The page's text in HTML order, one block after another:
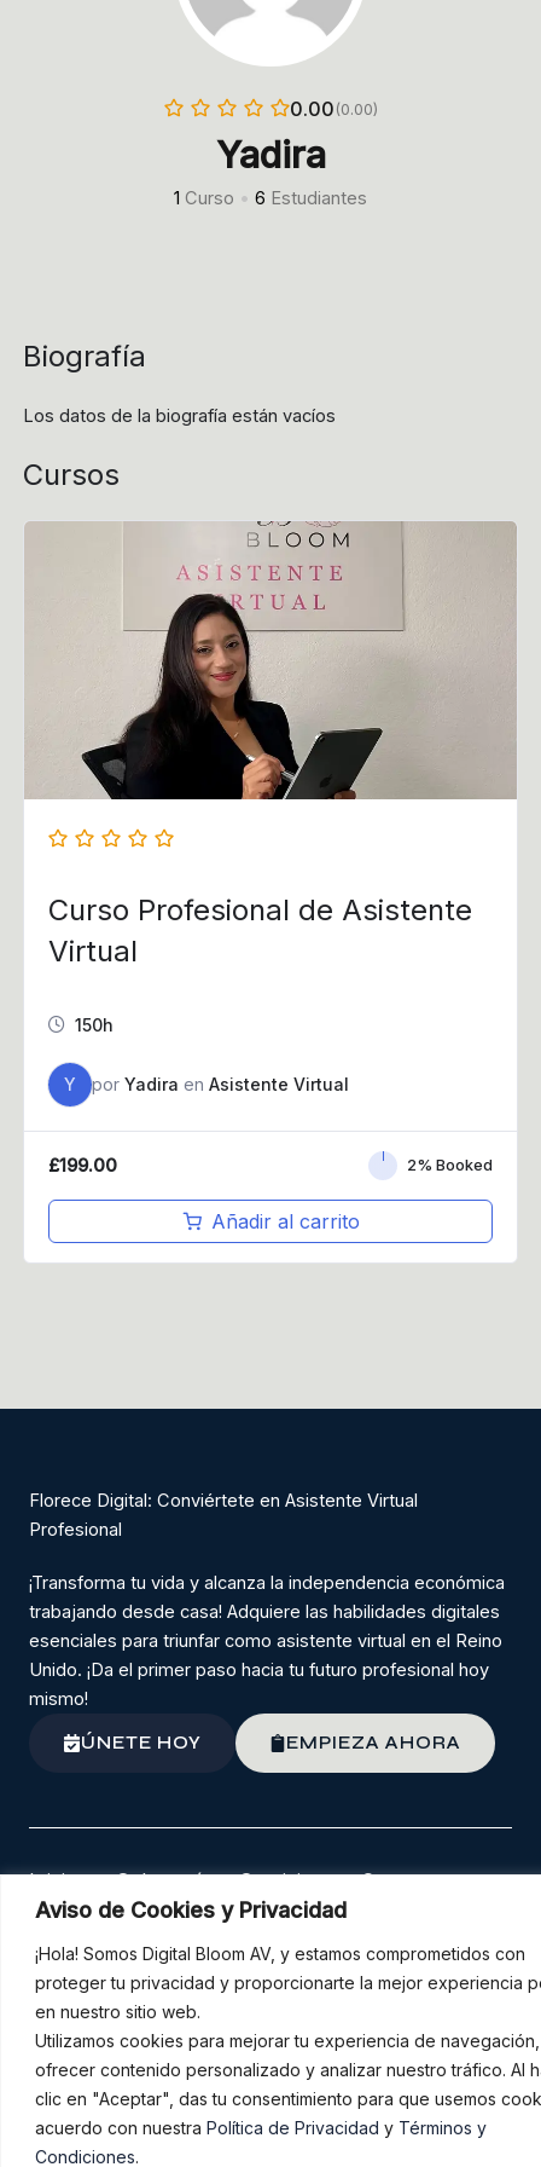
Aviso de Cookies y Privacidad
¡Hola! Somos Digital Bloom AV, y estamos comprometidos con
proteger tu privacidad y proporcionarte la mejor experiencia
en nuestro sitio web.
Utilizamos cookies para mejorar tu experiencia de navegación,
ofrecer contenido personalizado y analizar nuestro tráfico. Al
clic en "Aceptar", das tu consentimiento para que usemos
acuerdo con nuestra Política de Privacidad y Términos y
Condiciones.
0.00 (0.00)
Yadira
1 Curso • 6 Estudiantes
Biografía
Los datos de la biografía están vacíos
Cursos
Curso Profesional de Asistente
Virtual
150h
Y por Yadira en Asistente Virtual
£199.00 2% Booked
Añadir al carrito
Florece Digital: Conviértete en Asistente Virtual
Profesional
¡Transforma tu vida y alcanza la independencia económica
trabajando desde casa! Adquiere las habilidades digitales
esenciales para triunfar como asistente virtual en el Reino
Unido. ¡Da el primer paso hacia tu futuro profesional hoy
mismo!
ÚNETE HOY EMPIEZA AHORA
Inicio Sobre mí Servicios
Cursos
Contacto
F
a
c
e
b
o
o
k
I
n
s
t
a
g
r
a
m
W
h
a
t
s
a
p
p
Copyright © 2026 Digital Bloom AV